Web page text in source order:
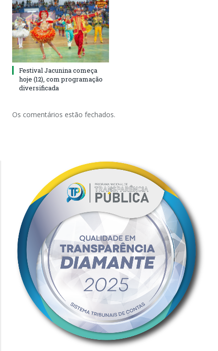
Festival Jacunina começa
hoje (12), com programação
diversificada
Os comentários estão fechados.